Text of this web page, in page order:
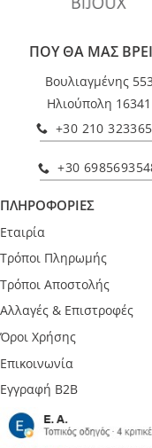
ΠΟΥ ΘΑ ΜΑΣ
Βουλιαγμένης 553
Ηλιούπολη 16341
+30 210
+30
ΠΛΗΡΟΦΟΡΙΕΣ
Εταιρία
Τρόποι Πληρωμής
Τρόποι Αποστολής
Αλλαγές & Επιστροφές
Όροι Χρήσης
Επικοινωνία
Εγγραφή B2B